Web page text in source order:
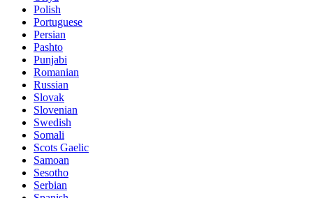
Polish
Portuguese
Persian
Pashto
Punjabi
Romanian
Russian
Slovak
Slovenian
Swedish
Somali
Scots Gaelic
Samoan
Sesotho
Serbian